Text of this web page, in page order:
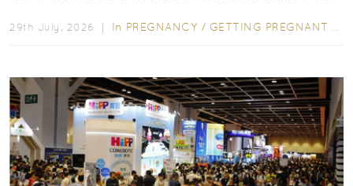
29th July, 2026 ｜ In PREGNANCY / GETTING PREGNANT